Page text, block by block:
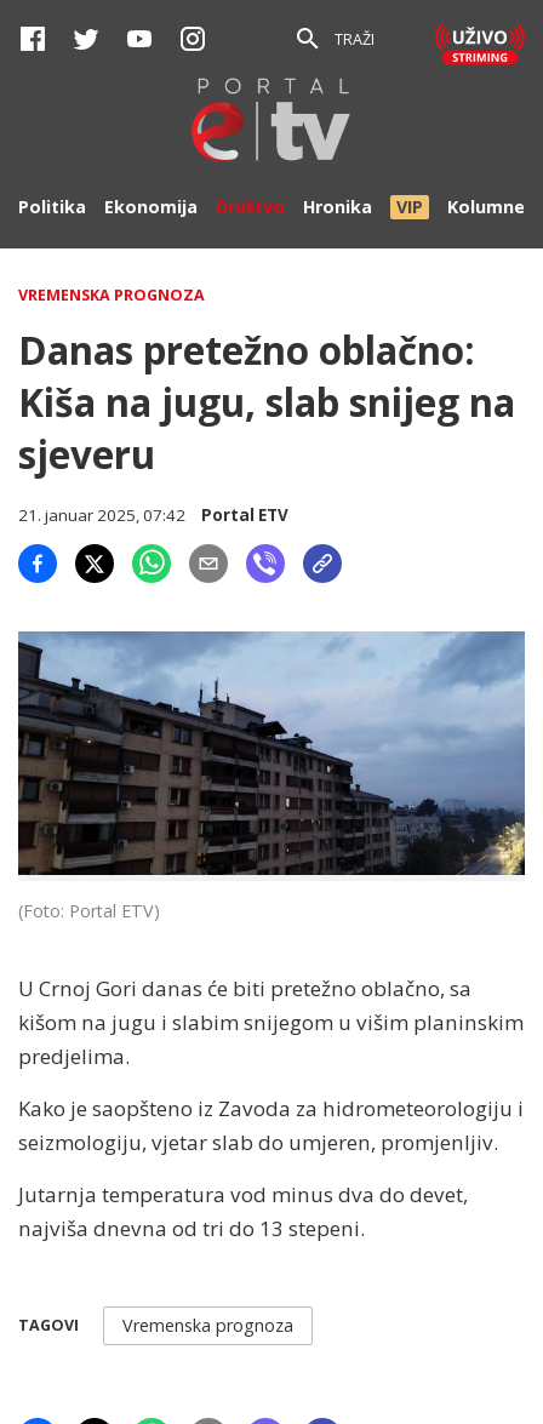
TRAŽI
Politika Ekonomija Društvo Hronika VIP Kolumne
VREMENSKA PROGNOZA
Danas pretežno oblačno:
Kiša na jugu, slab snijeg na
sjeveru
21. januar 2025, 07:42 Portal ETV
(Foto: Portal ETV)
U Crnoj Gori danas će biti pretežno oblačno, sa
kišom na jugu i slabim snijegom u višim planinskim
predjelima.
Kako je saopšteno iz Zavoda za hidrometeorologiju i
seizmologiju, vjetar slab do umjeren, promjenljiv.
Jutarnja temperatura vod minus dva do devet,
najviša dnevna od tri do 13 stepeni.
TAGOVI Vremenska prognoza